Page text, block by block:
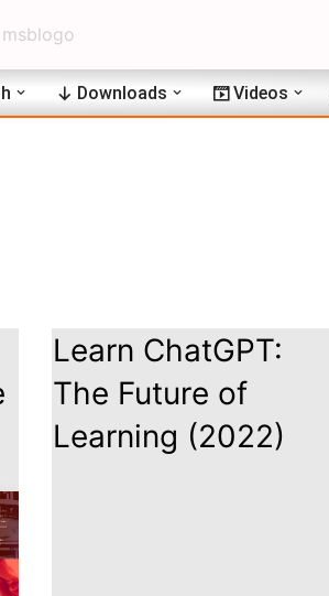
Downloads Videos
Learn ChatGPT:
The Future of
Learning (2022)